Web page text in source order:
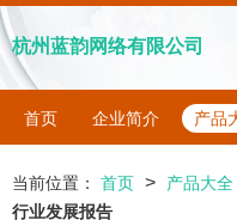
杭州蓝韵网络有限公司
首页 企业简介 产品
当前位置： 首页 > 产品大全
行业发展报告